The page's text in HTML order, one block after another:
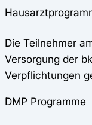
Die Teilnehmer
Versorgung der
Verpflichtungen
DMP Programme